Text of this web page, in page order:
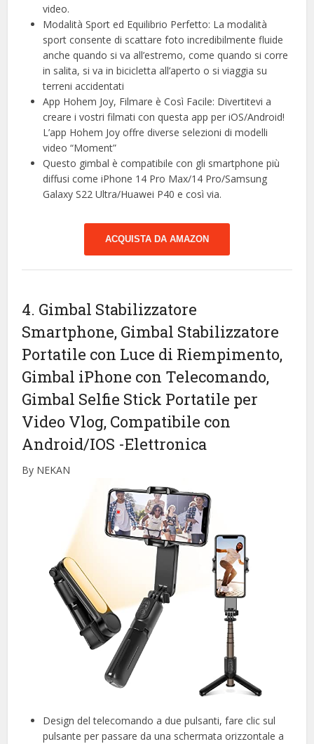
video.
Modalità Sport ed Equilibrio Perfetto: La modalità
sport consente di scattare foto incredibilmente fluide
anche quando si va all’estremo, come quando si corre
in salita, si va in bicicletta all’aperto o si viaggia su
terreni accidentati
App Hohem Joy, Filmare è Così Facile: Divertitevi a
creare i vostri filmati con questa app per iOS/Android!
L’app Hohem Joy offre diverse selezioni di modelli
video “Moment”
Questo gimbal è compatibile con gli smartphone più
diffusi come iPhone 14 Pro Max/14 Pro/Samsung
Galaxy S22 Ultra/Huawei P40 e così via.
ACQUISTA DA AMAZON
4. Gimbal Stabilizzatore
Smartphone, Gimbal Stabilizzatore
Portatile con Luce di Riempimento,
Gimbal iPhone con Telecomando,
Gimbal Selfie Stick Portatile per
Video Vlog, Compatibile con
Android/IOS -Elettronica
By NEKAN
Design del telecomando a due pulsanti, fare clic sul
pulsante per passare da una schermata orizzontale a